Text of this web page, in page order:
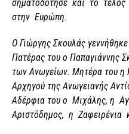
σηματοδότησε και το
στην Ευρώπη.
Ο Γιώργης Σκουλάς
Πατέρας του ο Παπαγιάννης
των Ανωγείων. Μητέρα του η
Αρχηγού της Ανωγειανής
Αδέρφια του ο Μιχάλης, η
Αριστόδημος, η Ζαφειρένια